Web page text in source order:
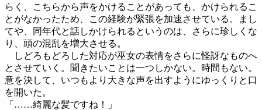
らく、こちらから声をかけることがあっても、かけられるこ
とがなかったため、この経験が緊張を加速させている。まし
てや、同年代と話しかけられるというのは、さらに珍しくな
り、頭の混乱を増大させる。
しどろもどろした対応が巫女の表情をさらに怪訝なものへ
とさせていく。聞きたいことは一つしかない。時間もない。
意を決して、いつもより大きな声を出すようにゆっくりと口
を開いた。
「……綺麗な髪ですね！」